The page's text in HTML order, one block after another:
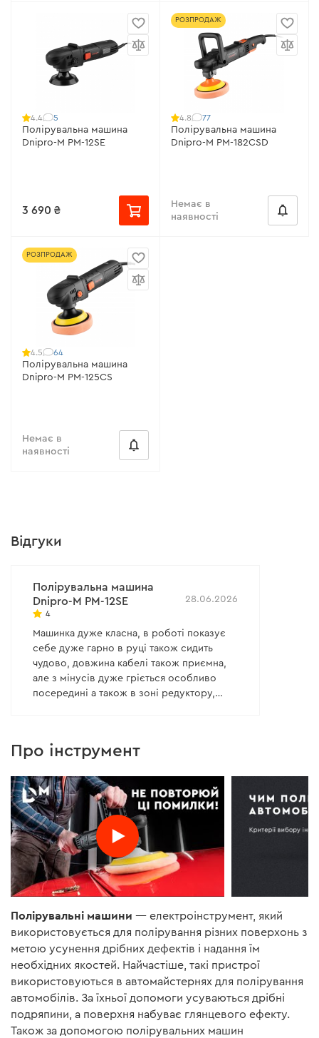
4.4 5
Полірувальна машина
Dnipro-M PM-12SE
3 690 ₴
РОЗПРОДАЖ
4.8 77
Полірувальна машина
Dnipro-M PM-182CSD
Немає в
наявності
РОЗПРОДАЖ
4.5 64
Полірувальна машина
Dnipro-M PM-125CS
Немає в
наявності
Відгуки
Полірувальна машина
Dnipro-M PM-12SE
4
28.06.2026
Машинка дуже класна, в роботі показує
себе дуже гарно в руці також сидить
чудово, довжина кабелі також приємна,
але з мінусів дуже гріється особливо
посередині а також в зоні редуктору,
Про інструмент
Полірувальні машини — електроінструмент, який
використовується для полірування різних поверхонь з
метою усунення дрібних дефектів і надання їм
необхідних якостей. Найчастіше, такі пристрої
використовуються в автомайстернях для полірування
автомобілів. За їхньої допомоги усуваються дрібні
подряпини, а поверхня набуває глянцевого ефекту.
Також за допомогою полірувальних машин